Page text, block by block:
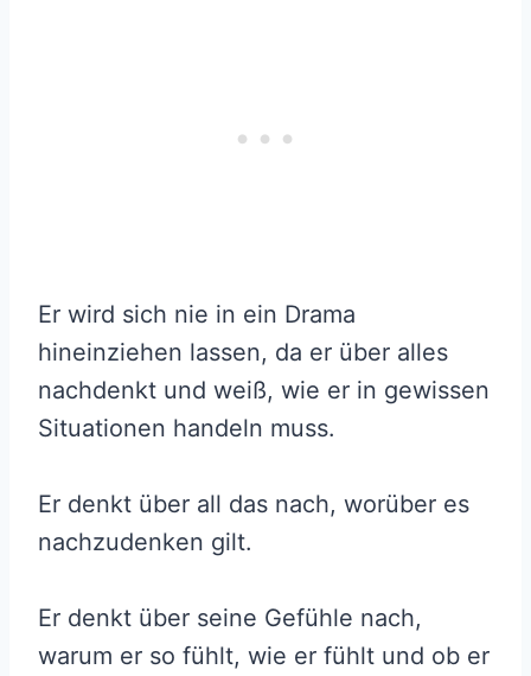
Er wird sich nie in ein Drama
hineinziehen lassen, da er über alles
nachdenkt und weiß, wie er in gewissen
Situationen handeln muss.
Er denkt über all das nach, worüber es
nachzudenken gilt.
Er denkt über seine Gefühle nach,
warum er so fühlt, wie er fühlt und ob er